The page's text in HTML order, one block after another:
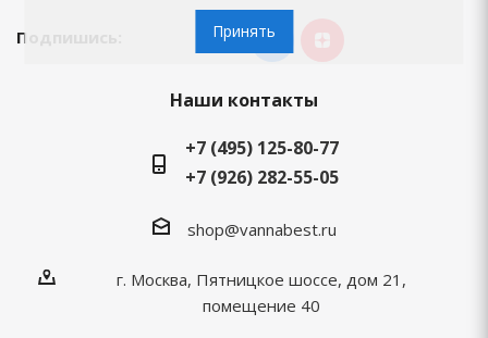
Подпишись:
Наши контакты
+7 (495) 125-80-77
+7 (926) 282-55-05
shop@vannabest.ru
г. Москва, Пятницкое шоссе, дом 21,
помещение 40
Принять